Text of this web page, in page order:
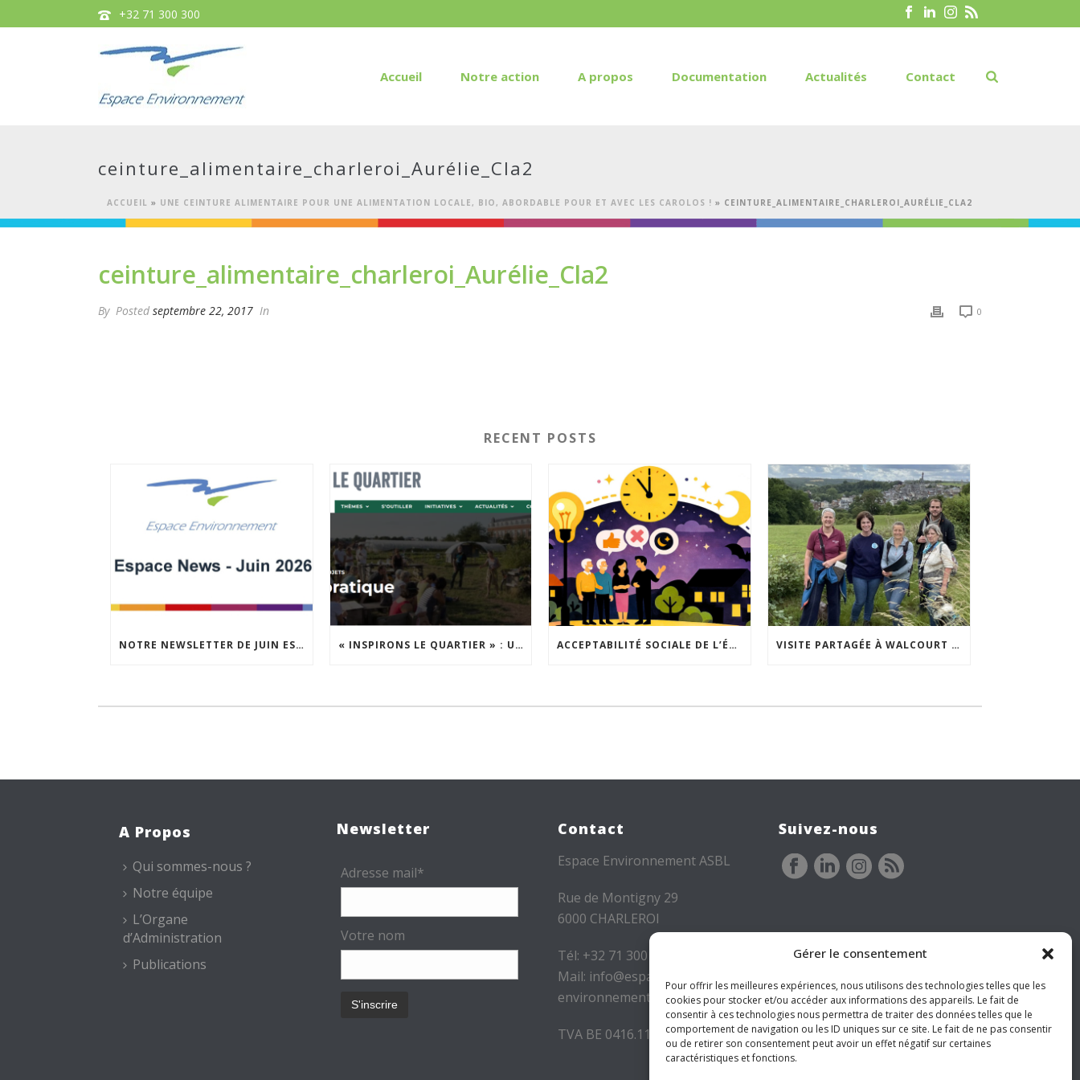
Gérer le consentement
Pour offrir les meilleures expériences, nous utilisons des technologies telles que les
cookies pour stocker et/ou accéder aux informations des appareils. Le fait de
consentir à ces technologies nous permettra de traiter des données telles que le
comportement de navigation ou les ID uniques sur ce site. Le fait de ne pas consentir
ou de retirer son consentement peut avoir un effet négatif sur certaines
caractéristiques et fonctions.
+32 71 300 300
Accueil Notre action A propos Documentation Actualités Contact
ceinture_alimentaire_charleroi_Aurélie_Cla2
ACCUEIL » UNE CEINTURE ALIMENTAIRE POUR UNE ALIMENTATION LOCALE, BIO, ABORDABLE POUR ET AVEC LES CAROLOS ! » CEINTURE_ALIMENTAIRE_CHARLEROI_AURÉLIE_CLA2
ceinture_alimentaire_charleroi_Aurélie_Cla2
By Posted septembre 22, 2017 In 0
RECENT POSTS
NOTRE NEWSLETTER DE JUIN EST EN LIGNE ! « INSPIRONS LE QUARTIER » : UN NOUVEL APPEL À PROJETS EST LANCÉ ! ACCEPTABILITÉ SOCIALE DE L’ÉCLAIRAGE NOCTURNE : LE REPLAY EST DISPONIBLE VISITE PARTAGÉE À WALCOURT : UNE DÉMARCHE PARTICIPATIVE ANIMÉE PAR ESPACE ENVIRONNEMENT
A Propos
Qui sommes-nous ?
Notre équipe
L’Organe
d’Administration
Publications
Newsletter
Adresse mail*
Votre nom
Contact
Espace Environnement ASBL
Rue de Montigny 29
6000 CHARLEROI
Tél: +32 71 300 300
Mail: info@espace-
environnement.be
TVA BE 0416.116.340
Suivez-nous